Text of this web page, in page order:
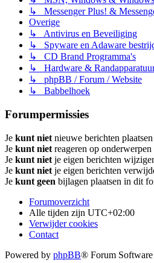
↳ Messenger Plus! &
Overige
↳ Antivirus en Beveiliging
↳ Spyware en Adaware
↳ CD Brand Programma's
↳ Hardware &
↳ phpBB / Forum / Website
↳ Babbelhoek
Forumpermissies
Je kunt niet nieuwe berichten
Je kunt niet reageren op
Je kunt niet je eigen berichten
Je kunt niet je eigen berichten
Je kunt geen bijlagen plaatsen in dit
Forumoverzicht
Alle tijden zijn UTC+02:00
Verwijder cookies
Contact
Powered by phpBB® Forum